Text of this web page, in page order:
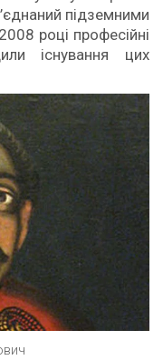
підземними
році професійні
існування цих